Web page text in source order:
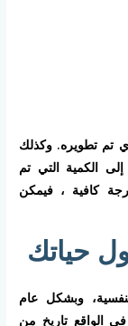
تم تطويره. وكذلك
الكمية التي تم
كافية ، فيمكن
حياتك
وبشكل عام
الواقع تاريخ من